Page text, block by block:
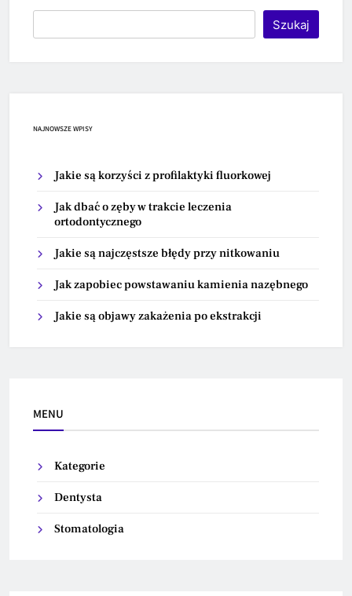
Szukaj
NAJNOWSZE WPISY
Jakie są korzyści z profilaktyki fluorkowej
Jak dbać o zęby w trakcie leczenia
ortodontycznego
Jakie są najczęstsze błędy przy nitkowaniu
Jak zapobiec powstawaniu kamienia nazębnego
Jakie są objawy zakażenia po ekstrakcji
MENU
Kategorie
Dentysta
Stomatologia